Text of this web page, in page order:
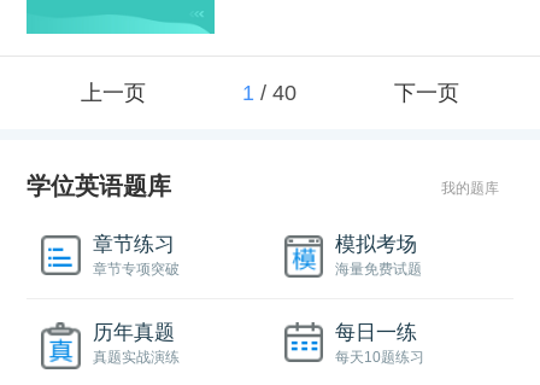
上一页 1 / 40 下一页
学位英语题库 我的题库
章节练习
章节专项突破
模拟考场
海量免费试题
历年真题
真题实战演练
每日一练
每天10题练习